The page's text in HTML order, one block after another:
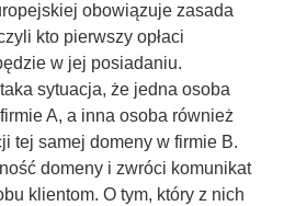
obowiązuje zasada
kto pierwszy opłaci
w jej posiadaniu.
sytuacja, że jedna osoba
A, a inna osoba również
tej samej domeny w firmie B.
domeny i zwróci komunikat
klientom. O tym, który z nich